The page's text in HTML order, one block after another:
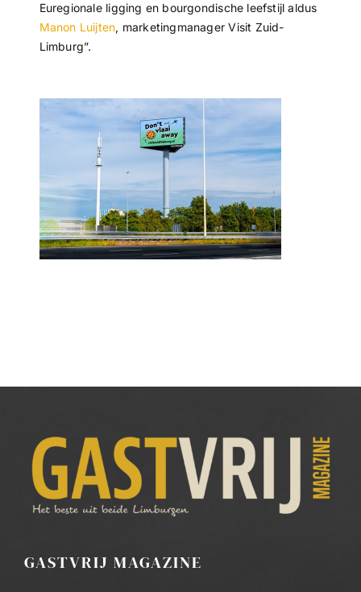
Euregionale ligging en bourgondische leefstijl aldus
Manon Luijten, marketingmanager Visit Zuid-
Limburg”.
GASTVRIJ MAGAZINE